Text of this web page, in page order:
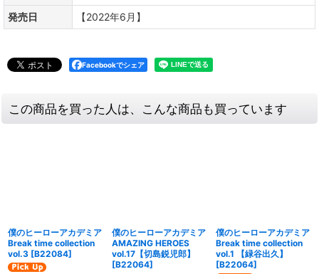
発売日
【2022年6月】
Facebookでシェア
この商品を買った人は、こんな商品も買っています
僕のヒーローアカデミア
Break time collection
vol.3 [B22084]
僕のヒーローアカデミア
AMAZING HEROES
vol.17【切島鋭児郎】
[B22064]
僕のヒーローアカデミア
Break time collection
vol.1 【緑谷出久】
[B22064]